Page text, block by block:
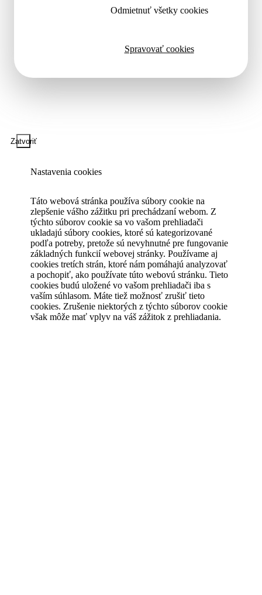
Odmietnuť všetky cookies
Spravovať cookies
Zatvoriť
Nastavenia cookies
Táto webová stránka používa súbory cookie na
zlepšenie vášho zážitku pri prechádzaní webom. Z
týchto súborov cookie sa vo vašom prehliadači
ukladajú súbory cookies, ktoré sú kategorizované
podľa potreby, pretože sú nevyhnutné pre fungovanie
základných funkcií webovej stránky. Používame aj
cookies tretích strán, ktoré nám pomáhajú analyzovať
a pochopiť, ako používate túto webovú stránku. Tieto
cookies budú uložené vo vašom prehliadači iba s
vaším súhlasom. Máte tiež možnosť zrušiť tieto
cookies. Zrušenie niektorých z týchto súborov cookie
však môže mať vplyv na váš zážitok z prehliadania.